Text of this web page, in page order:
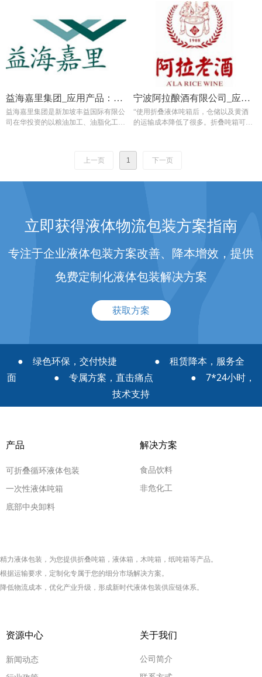
汁，其中麦精产量突破20000吨/年。
益海嘉里集团_应用产品：
COMBO285 可折叠液体吨箱
益海嘉里集团是新加坡丰益国际有限公
司在华投资的以粮油加工、油脂化工、
宁波阿拉酿酒有限公司_应用
产品：COMBO285 可折叠液
“使用折叠液体吨箱后，仓储以及黄酒
的运输成本降低了很多。折叠吨箱可以
极大的节约了包装成本。”
上一页 1 下一页
立即获得液体物流包装方案指南
专注于企业液体包装方案改善、降本增效，提供
免费定制化液体包装解决方案
获取方案
● 绿色环保，交付快捷 ● 租赁降本，服务全
面 ● 专属方案，直击痛点 ● 7*24小时，
技术支持
产品
可折叠循环液体包装
一次性液体吨箱
底部中央卸料
解决方案
食品饮料
非危化工
资源中心
新闻动态
关于我们
公司简介
精力液体包装，为您提供折叠吨箱 ，液体箱，木吨箱，纸吨箱等产品。
根据运输要求，定制化专属于您的细分市场解决方案。
降低物流成本，优化产业升级，形成新时代液体包装供应链体系。